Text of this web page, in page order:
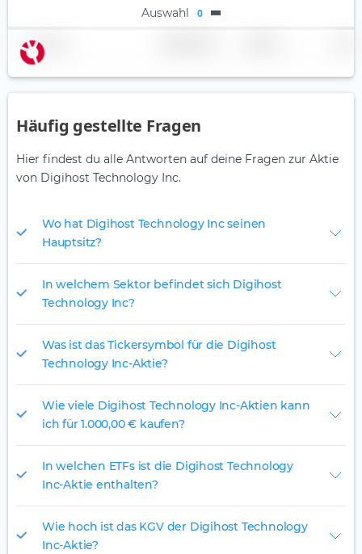
Auswahl 0
Name
Häufig gestellte Fragen
Hier findest du alle Antworten auf deine Fragen zur Aktie
von Digihost Technology Inc.
Wo hat Digihost Technology Inc seinen
Hauptsitz?
In welchem Sektor befindet sich Digihost
Technology Inc?
Was ist das Tickersymbol für die Digihost
Technology Inc-Aktie?
Wie viele Digihost Technology Inc-Aktien kann
ich für 1.000,00 € kaufen?
In welchen ETFs ist die Digihost Technology
Inc-Aktie enthalten?
Wie hoch ist das KGV der Digihost Technology
Inc-Aktie?